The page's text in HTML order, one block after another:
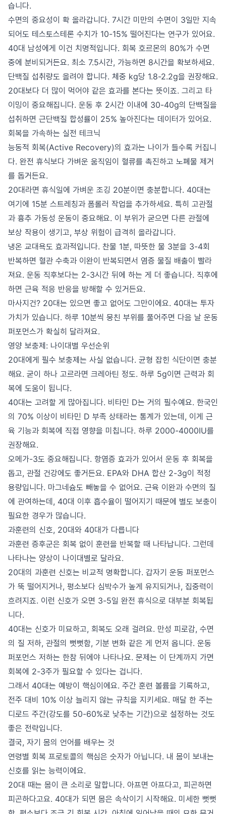
습니다.
수면의 중요성이 확 올라갑니다. 7시간 미만의 수면이 3일만 지속
되어도 테스토스테론 수치가 10-15% 떨어진다는 연구가 있어요.
40대 남성에게 이건 치명적입니다. 회복 호르몬의 80%가 수면
중에 분비되거든요. 최소 7.5시간, 가능하면 8시간을 확보하세요.
단백질 섭취량도 올려야 합니다. 체중 kg당 1.8-2.2g을 권장해요.
20대보다 더 많이 먹어야 같은 효과를 본다는 뜻이죠. 그리고 타
이밍이 중요해집니다. 운동 후 2시간 이내에 30-40g의 단백질을
섭취하면 근단백질 합성률이 25% 높아진다는 데이터가 있어요.
회복을 가속하는 실전 테크닉
능동적 회복(Active Recovery)의 효과는 나이가 들수록 커집니
다. 완전 휴식보다 가벼운 움직임이 혈류를 촉진하고 노폐물 제거
를 돕거든요.
20대라면 휴식일에 가벼운 조깅 20분이면 충분합니다. 40대는
여기에 15분 스트레칭과 폼롤러 작업을 추가하세요. 특히 고관절
과 흉추 가동성 운동이 중요해요. 이 부위가 굳으면 다른 관절에
보상 작용이 생기고, 부상 위험이 급격히 올라갑니다.
냉온 교대욕도 효과적입니다. 찬물 1분, 따뜻한 물 3분을 3-4회
반복하면 혈관 수축과 이완이 반복되면서 염증 물질 배출이 빨라
져요. 운동 직후보다는 2-3시간 뒤에 하는 게 더 좋습니다. 직후에
하면 근육 적응 반응을 방해할 수 있거든요.
마사지건? 20대는 있으면 좋고 없어도 그만이에요. 40대는 투자
가치가 있습니다. 하루 10분씩 뭉친 부위를 풀어주면 다음 날 운동
퍼포먼스가 확실히 달라져요.
영양 보충제: 나이대별 우선순위
20대에게 필수 보충제는 사실 없습니다. 균형 잡힌 식단이면 충분
해요. 굳이 하나 고르라면 크레아틴 정도. 하루 5g이면 근력과 회
복에 도움이 됩니다.
40대는 고려할 게 많아집니다. 비타민 D는 거의 필수예요. 한국인
의 70% 이상이 비타민 D 부족 상태라는 통계가 있는데, 이게 근
육 기능과 회복에 직접 영향을 미칩니다. 하루 2000-4000IU를
권장해요.
오메가-3도 중요해집니다. 항염증 효과가 있어서 운동 후 회복을
돕고, 관절 건강에도 좋거든요. EPA와 DHA 합산 2-3g이 적정
용량입니다. 마그네슘도 빼놓을 수 없어요. 근육 이완과 수면의 질
에 관여하는데, 40대 이후 흡수율이 떨어지기 때문에 별도 보충이
필요한 경우가 많습니다.
과훈련의 신호, 20대와 40대가 다릅니다
과훈련 증후군은 회복 없이 훈련을 반복할 때 나타납니다. 그런데
나타나는 양상이 나이대별로 달라요.
20대의 과훈련 신호는 비교적 명확합니다. 갑자기 운동 퍼포먼스
가 뚝 떨어지거나, 평소보다 심박수가 높게 유지되거나, 집중력이
흐려지죠. 이런 신호가 오면 3-5일 완전 휴식으로 대부분 회복됩
니다.
40대는 신호가 미묘하고, 회복도 오래 걸려요. 만성 피로감, 수면
의 질 저하, 관절의 뻣뻣함, 기분 변화 같은 게 먼저 옵니다. 운동
퍼포먼스 저하는 한참 뒤에야 나타나요. 문제는 이 단계까지 가면
회복에 2-3주가 필요할 수 있다는 겁니다.
그래서 40대는 예방이 핵심이에요. 주간 훈련 볼륨을 기록하고,
전주 대비 10% 이상 늘리지 않는 규칙을 지키세요. 매달 한 주는
디로드 주간(강도를 50-60%로 낮추는 기간)으로 설정하는 것도
좋은 전략입니다.
결국, 자기 몸의 언어를 배우는 것
연령별 회복 프로토콜의 핵심은 숫자가 아닙니다. 내 몸이 보내는
신호를 읽는 능력이에요.
20대 때는 몸이 큰 소리로 말합니다. 아프면 아프다고, 피곤하면
피곤하다고요. 40대가 되면 몸은 속삭이기 시작해요. 미세한 뻣뻣